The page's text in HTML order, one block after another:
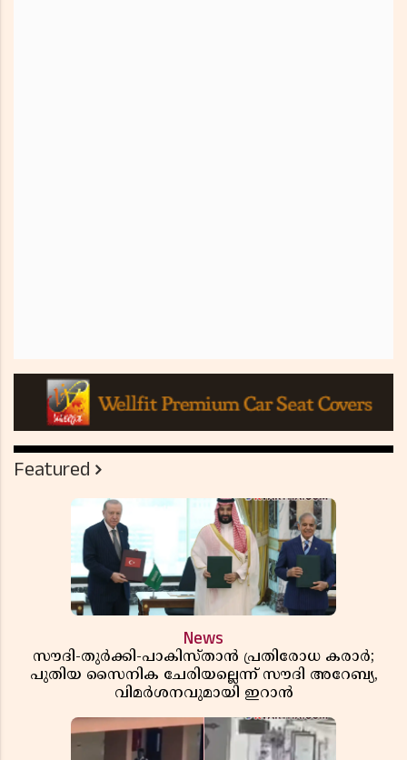
Featured
News
സൗദി-തുർക്കി-പാകിസ്താൻ പ്രതിരോധ കരാർ;
പുതിയ സൈനിക ചേരിയല്ലെന്ന് സൗദി അറേബ്യ,
വിമർശനവുമായി ഇറാൻ